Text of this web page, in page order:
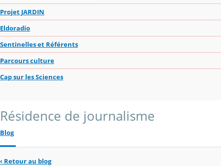
Projet JARDIN
Eldoradio
Sentinelles et Référents
Parcours culture
Cap sur les Sciences
Résidence de journalisme
Blog
‹ Retour au blog